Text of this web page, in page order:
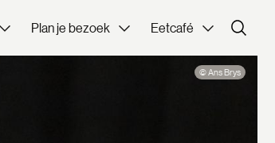
Plan je bezoek Eetcafé
© Ans Brys